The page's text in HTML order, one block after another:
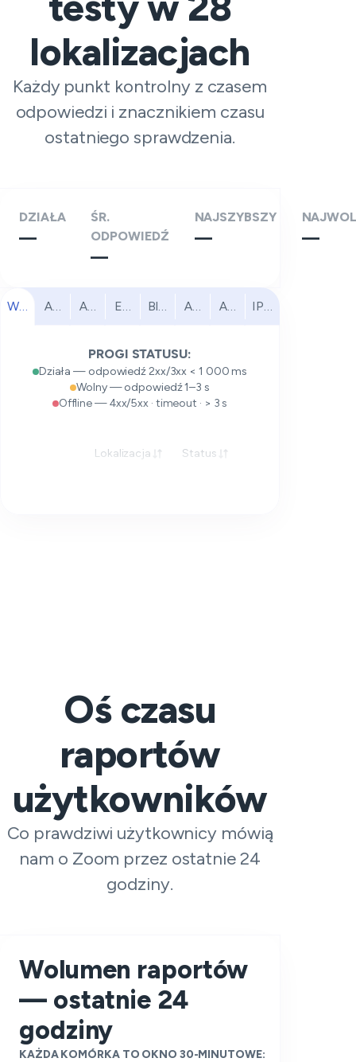
lokalizacjach
Każdy punkt kontrolny z czasem
odpowiedzi i znacznikiem czasu
ostatniego sprawdzenia.
DZIAŁA
—
ŚR.
ODPOWIEDŹ
—
NAJSZYBSZY
— —
WszystkieAmeryka Północna
Ameryka Południowa
EuropaBliski Wschód
Afryka Azja i Pacyfik
IPv6
PROGI STATUSU:
Działa — odpowiedź 2xx/3xx < 1 000 ms
Wolny — odpowiedź 1–3 s
Offline — 4xx/5xx · timeout · > 3 s
Lokalizacja Status
Oś czasu
raportów
użytkowników
Co prawdziwi użytkownicy mówią
nam o Zoom przez ostatnie 24
godziny.
Wolumen raportów
— ostatnie 24
godziny
KAŻDA KOMÓRKA TO OKNO 30-MINUTOWE: